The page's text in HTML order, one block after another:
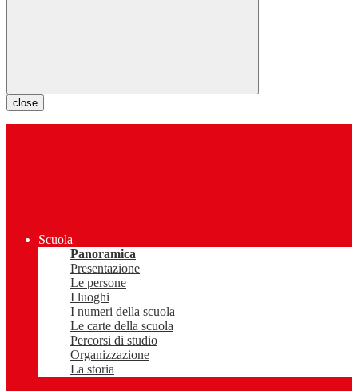
close
Scuola
Panoramica
Presentazione
Le persone
I luoghi
I numeri della scuola
Le carte della scuola
Percorsi di studio
Organizzazione
La storia